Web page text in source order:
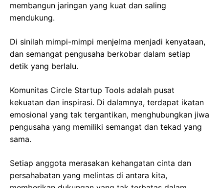
membangun jaringan yang kuat dan saling
mendukung.
Di sinilah mimpi-mimpi menjelma menjadi kenyataan,
dan semangat pengusaha berkobar dalam setiap
detik yang berlalu.
Komunitas Circle Startup Tools adalah pusat
kekuatan dan inspirasi. Di dalamnya, terdapat ikatan
emosional yang tak tergantikan, menghubungkan jiwa
pengusaha yang memiliki semangat dan tekad yang
sama.
Setiap anggota merasakan kehangatan cinta dan
persahabatan yang melintas di antara kita,